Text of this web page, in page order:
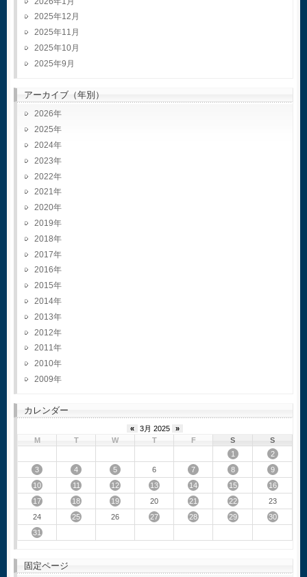
2025年12月
2025年11月
2025年10月
2025年9月
アーカイブ（年別）
2026
2025
2024
2023
2022
2021
2020
2019
2018
2017
2016
2015
2014
2013
2012
2011
2010
2009
カレンダー
« 3月 2025
»
M
T W T F S
S
1
2
3
4 5 6 7 8
9
10
11 12 13 14 15
16
17
18 19 20 21 22
23
24
25 26 27 28 29
30
31
固定ページ